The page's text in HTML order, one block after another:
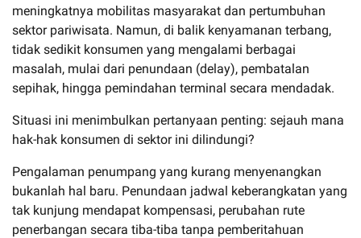
meningkatnya mobilitas masyarakat dan pertumbuhan
sektor pariwisata. Namun, di balik kenyamanan terbang,
tidak sedikit konsumen yang mengalami berbagai
masalah, mulai dari penundaan (delay), pembatalan
sepihak, hingga pemindahan terminal secara mendadak.
Situasi ini menimbulkan pertanyaan penting: sejauh mana
hak-hak konsumen di sektor ini dilindungi?
Pengalaman penumpang yang kurang menyenangkan
bukanlah hal baru. Penundaan jadwal keberangkatan yang
tak kunjung mendapat kompensasi, perubahan rute
penerbangan secara tiba-tiba tanpa pemberitahuan